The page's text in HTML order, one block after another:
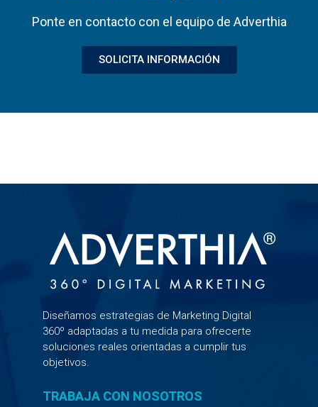
Ponte en contacto con el equipo de Adverthia
SOLICITA INFORMACIÓN
Diseñamos estrategias de Marketing Digital
360º adaptadas a tu medida para ofrecerte
soluciones reales orientadas a cumplir tus
objetivos.
TRABAJA CON NOSOTROS